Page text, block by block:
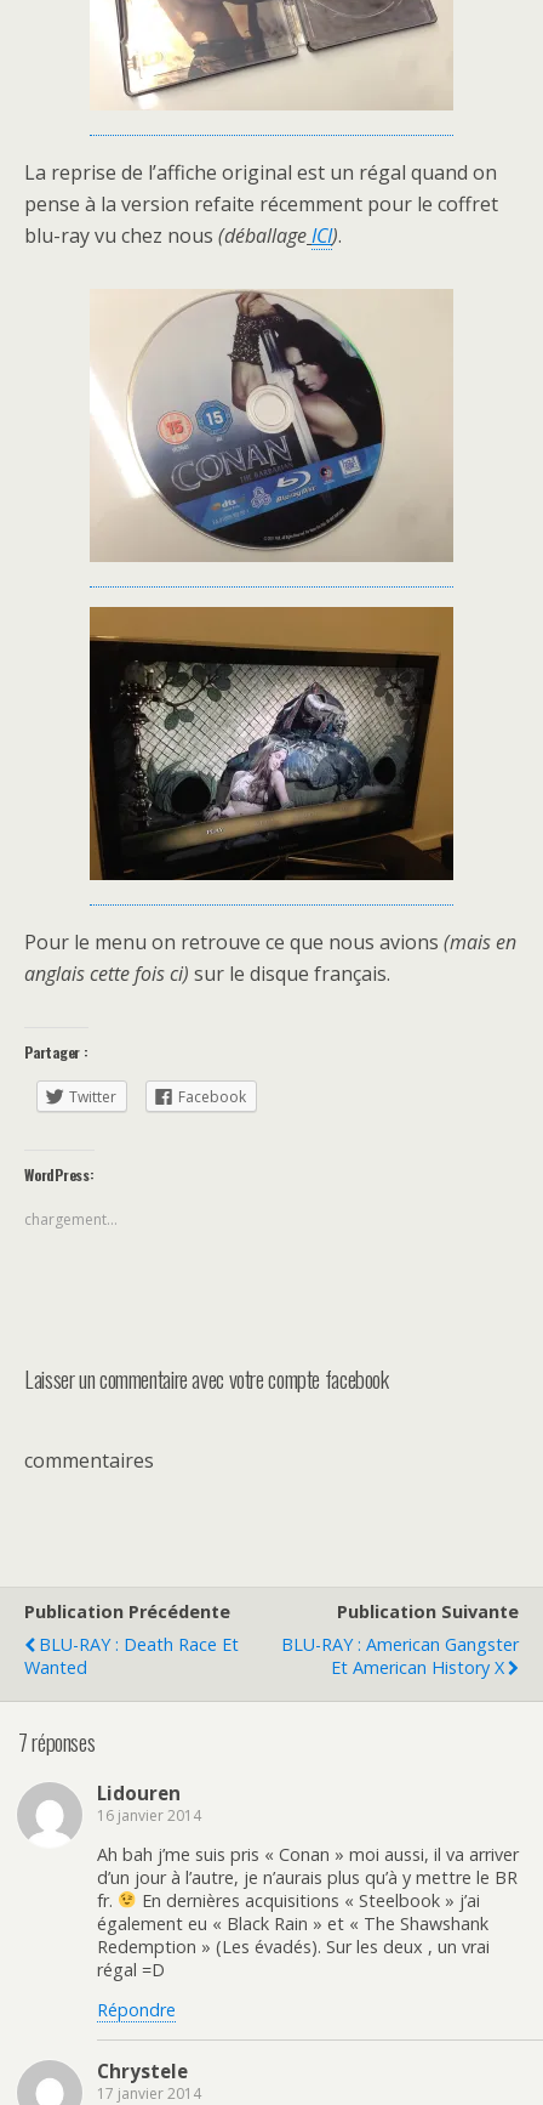
La reprise de l’affiche original est un régal quand on
pense à la version refaite récemment pour le coffret
blu-ray vu chez nous (déballageICI).
Pour le menu on retrouve ce que nous avions (mais en
anglais cette fois ci) sur le disque français.
Partager :
Twitter Facebook
WordPress:
chargement…
Laisser un commentaire avec votre compte facebook
commentaires
Publication Précédente
BLU-RAY : Death Race Et
Wanted
Publication Suivante
BLU-RAY : American Gangster
Et American History X
7 réponses
Lidouren
16 janvier 2014
Ah bah j’me suis pris « Conan » moi aussi, il va arriver
d’un jour à l’autre, je n’aurais plus qu’à y mettre le BR
fr.
En dernières acquisitions « Steelbook » j’ai
également eu « Black Rain » et « The Shawshank
Redemption » (Les évadés). Sur les deux , un vrai
régal =D
Répondre
Chrystele
17 janvier 2014